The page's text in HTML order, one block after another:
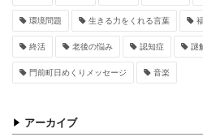
環境問題 生きる力をくれる言葉
終活 老後の悩み 認知症 謎
門前町日めくりメッセージ 音楽
アーカイブ